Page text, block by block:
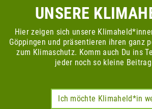
UNSERE
Hier zeigen sich unsere
Göppingen und präsentieren ihren ganz
zum Klimaschutz. Komm auch Du ins
jeder noch so kleine
Ich möchte Klimaheld*in